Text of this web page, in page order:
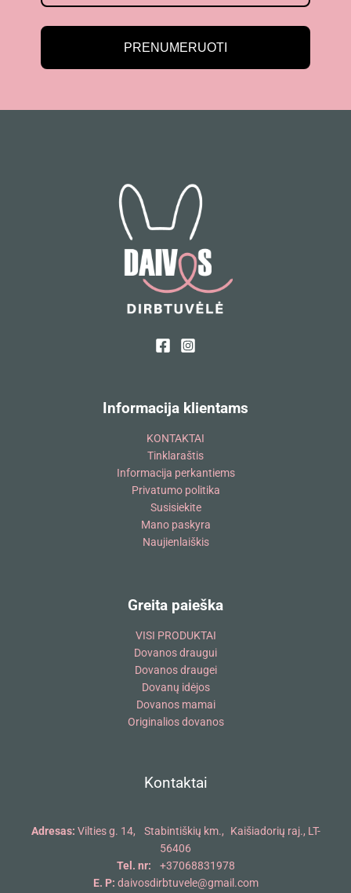
PRENUMERUOTI
Informacija klientams
KONTAKTAI
Tinklaraštis
Informacija perkantiems
Privatumo politika
Susisiekite
Mano paskyra
Naujienlaiškis
Greita paieška
VISI PRODUKTAI
Dovanos draugui
Dovanos draugei
Dovanų idėjos
Dovanos mamai
Originalios dovanos
Kontaktai
Adresas: Vilties g. 14, Stabintiškių km., Kaišiadorių raj., LT-
56406
Tel. nr:
+37068831978
E. P: daivosdirbtuvele@gmail.com